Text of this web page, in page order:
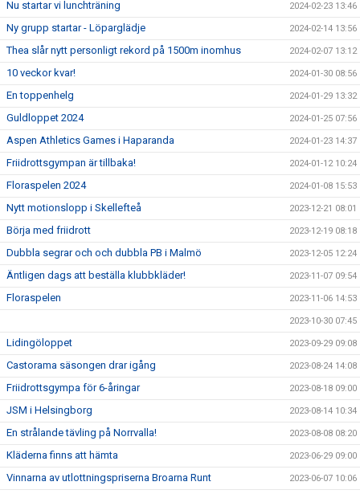
Nu startar vi lunchträning 2024-02-23 13:46
Ny grupp startar - Löparglädje 2024-02-14 13:56
Thea slår nytt personligt rekord på 1500m inomhus 2024-02-07 13:12
10 veckor kvar! 2024-01-30 08:56
En toppenhelg 2024-01-29 13:32
Guldloppet 2024 2024-01-25 07:56
Aspen Athletics Games i Haparanda 2024-01-23 14:37
Friidrottsgympan är tillbaka! 2024-01-12 10:24
Floraspelen 2024 2024-01-08 15:53
Nytt motionslopp i Skellefteå 2023-12-21 08:01
Börja med friidrott 2023-12-19 08:18
Dubbla segrar och och dubbla PB i Malmö 2023-12-05 12:24
Äntligen dags att beställa klubbkläder! 2023-11-07 09:54
Floraspelen 2023-11-06 14:53
2023-10-30 07:45
Lidingöloppet 2023-09-29 09:08
Castorama säsongen drar igång 2023-08-24 14:08
Friidrottsgympa för 6-åringar 2023-08-18 09:00
JSM i Helsingborg 2023-08-14 10:34
En strålande tävling på Norrvalla! 2023-08-08 08:20
Kläderna finns att hämta 2023-06-29 09:00
Vinnarna av utlottningspriserna Broarna Runt 2023-06-07 10:06